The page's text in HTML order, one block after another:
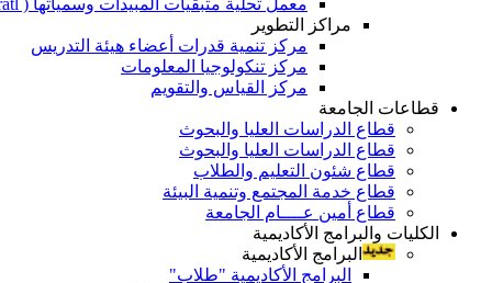
مراكز التطوير
مركز تنمية قدرات أعضاء هيئة التدريس
مركز تنكولوجيا المعلومات
مركز القياس والتقويم
قطاعات الجامعة
قطاع الدراسات العليا والبحوث
قطاع الدراسات العليا والبحوث
قطاع شئون التعليم والطلاب
قطاع خدمة المجتمع وتنمية البيئة
قطاع أمين عــــام الجامعة
الكليات والبرامج الأكاديمية
البرامج الأكاديمية
البرامج الأكاديمية "طلاب"